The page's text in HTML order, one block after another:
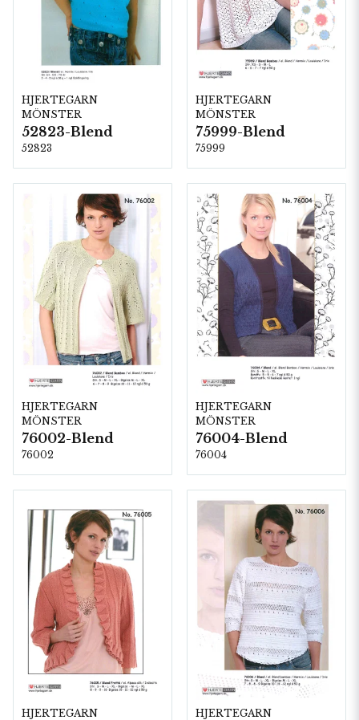
HJERTEGARN
MÖNSTER
52823-Blend
52823
HJERTEGARN
MÖNSTER
75999-Blend
75999
HJERTEGARN
MÖNSTER
76002-Blend
76002
HJERTEGARN
MÖNSTER
76004-Blend
76004
HJERTEGARN
HJERTEGARN